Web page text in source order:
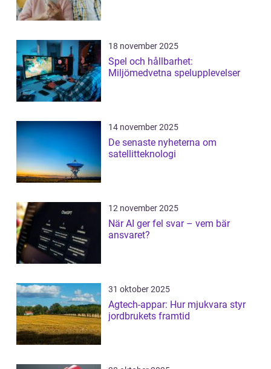
18 november 2025
Spel och hållbarhet:
Miljömedvetna spelupplevelser
14 november 2025
De senaste nyheterna om
satellitteknologi
12 november 2025
När AI ger fel svar – vem bär
ansvaret?
31 oktober 2025
Agtech-appar: Hur mjukvara styr
jordbrukets framtid